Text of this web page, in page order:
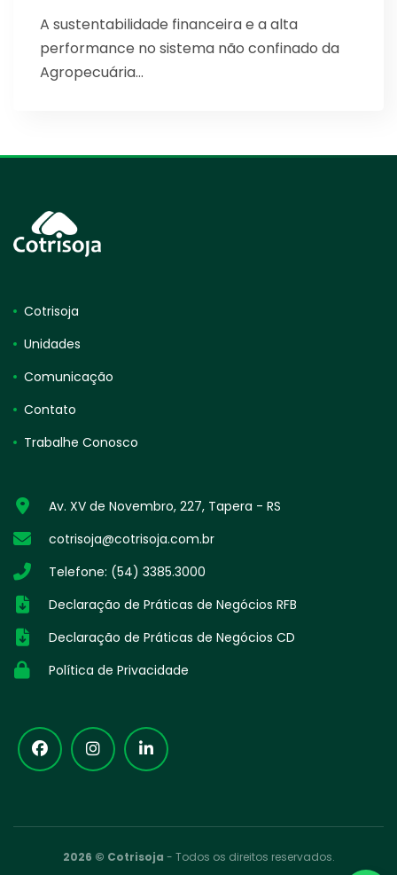
A sustentabilidade financeira e a alta
performance no sistema não confinado da
Agropecuária…
Cotrisoja
Unidades
Comunicação
Contato
Trabalhe Conosco
Av. XV de Novembro, 227, Tapera - RS
cotrisoja@cotrisoja.com.br
Telefone: (54) 3385.3000
Declaração de Práticas de Negócios RFB
Declaração de Práticas de Negócios CD
Política de Privacidade
2026 © Cotrisoja - Todos os direitos reservados.